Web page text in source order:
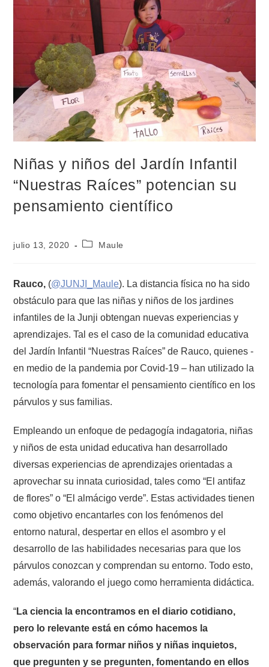
Niñas y niños del Jardín Infantil
“Nuestras Raíces” potencian su
pensamiento científico
julio 13, 2020 Maule
Rauco, (@JUNJI_Maule). La distancia física no ha sido
obstáculo para que las niñas y niños de los jardines
infantiles de la Junji obtengan nuevas experiencias y
aprendizajes. Tal es el caso de la comunidad educativa
del Jardín Infantil “Nuestras Raíces” de Rauco, quienes -
en medio de la pandemia por Covid-19 – han utilizado la
tecnología para fomentar el pensamiento científico en los
párvulos y sus familias.
Empleando un enfoque de pedagogía indagatoria, niñas
y niños de esta unidad educativa han desarrollado
diversas experiencias de aprendizajes orientadas a
aprovechar su innata curiosidad, tales como “El antifaz
de flores” o “El almácigo verde”. Estas actividades tienen
como objetivo encantarles con los fenómenos del
entorno natural, despertar en ellos el asombro y el
desarrollo de las habilidades necesarias para que los
párvulos conozcan y comprendan su entorno. Todo esto,
además, valorando el juego como herramienta didáctica.
“La ciencia la encontramos en el diario cotidiano,
pero lo relevante está en cómo hacemos la
observación para formar niños y niñas inquietos,
que pregunten y se pregunten, fomentando en ellos